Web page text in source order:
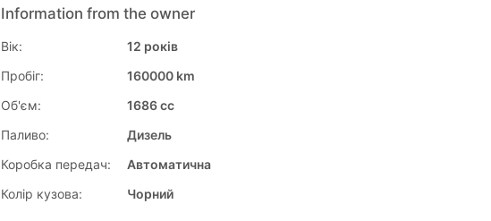
Information from the owner
Вік:
12 років
Пробіг:
160000 km
Об'єм:
1686 cc
Паливо:
Дизель
Коробка передач:
Автоматична
Колір кузова:
Чорний